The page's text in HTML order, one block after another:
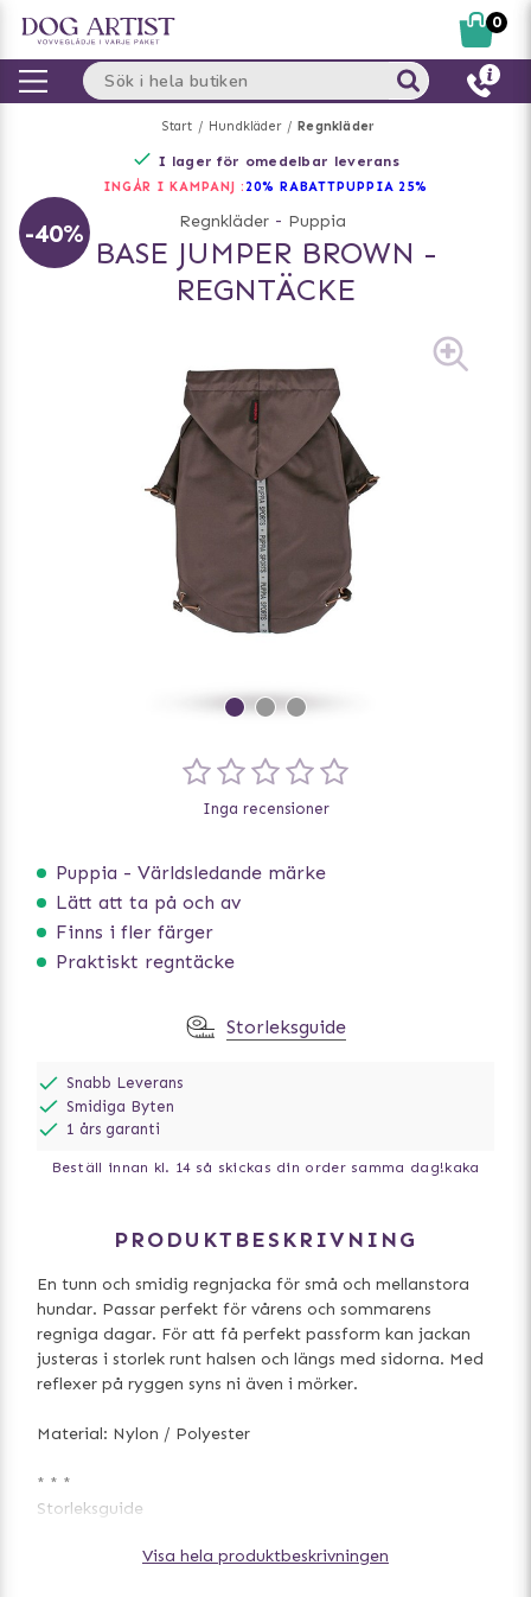
Start Hundkläder Regnkläder
I lager för omedelbar leverans
INGÅR I KAMPANJ : 20% RABATTPUPPIA 25%
-40% Regnkläder - Puppia
BASE JUMPER BROWN -
REGNTÄCKE
Puppia - Världsledande märke
Lätt att ta på och av
Finns i fler färger
Praktiskt regntäcke
Inga recensioner
Storleksguide
Snabb Leverans
Smidiga Byten
1 års garanti
Beställ innan kl. 14 så skickas din order samma dag!kaka
PRODUKTBESKRIVNING
En tunn och smidig regnjacka för små och mellanstora
hundar. Passar perfekt för vårens och sommarens
regniga dagar. För att få perfekt passform kan jackan
justeras i storlek runt halsen och längs med sidorna. Med
reflexer på ryggen syns ni även i mörker.
Material: Nylon / Polyester
* * *
Storleksguide
välja rätt storlek till din hund, lägg på ca 5-10 cm på
Visa hela produktbeskrivningen
0